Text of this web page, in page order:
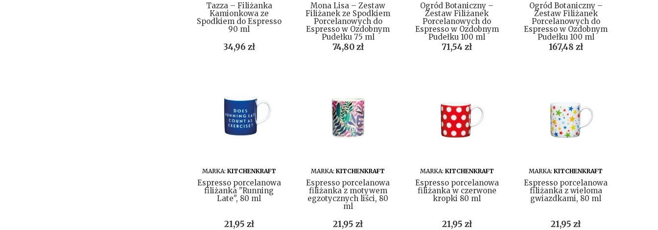
Tazza – Filiżanka
Kamionkowa ze
Spodkiem do Espresso
90 ml
Cena
34,96 zł
Mona Lisa – Zestaw
Filiżanek ze Spodkiem
Porcelanowych do
Espresso w Ozdobnym
Pudełku 75 ml
Cena
74,80 zł
Ogród Botaniczny –
Zestaw Filiżanek
Porcelanowych do
Espresso w Ozdobnym
Pudełku 100 ml
Cena
71,54 zł
Ogród Botaniczny –
Zestaw Filiżanek
Porcelanowych do
Espresso w Ozdobnym
Pudełku 100 ml
Cena
167,48 zł
DO KOSZYKA
MARKA: KITCHENKRAFT
Espresso porcelanowa
filiżanka "Running
Late", 80 ml
Cena
21,95 zł
DO KOSZYKA
MARKA:KITCHENKRAFT
Espresso porcelanowa
filiżanka z motywem
egzotycznych liści, 80
ml
Cena
21,95 zł
DO KOSZYKA
MARKA: KITCHENKRAFT
Espresso porcelanowa
filiżanka w czerwone
kropki 80 ml
Cena
21,95 zł
DO KOSZYKA
MARKA:KITCHENKRAFT
Espresso porcelanowa
filiżanka z wieloma
gwiazdkami, 80 ml
Cena
21,95 zł